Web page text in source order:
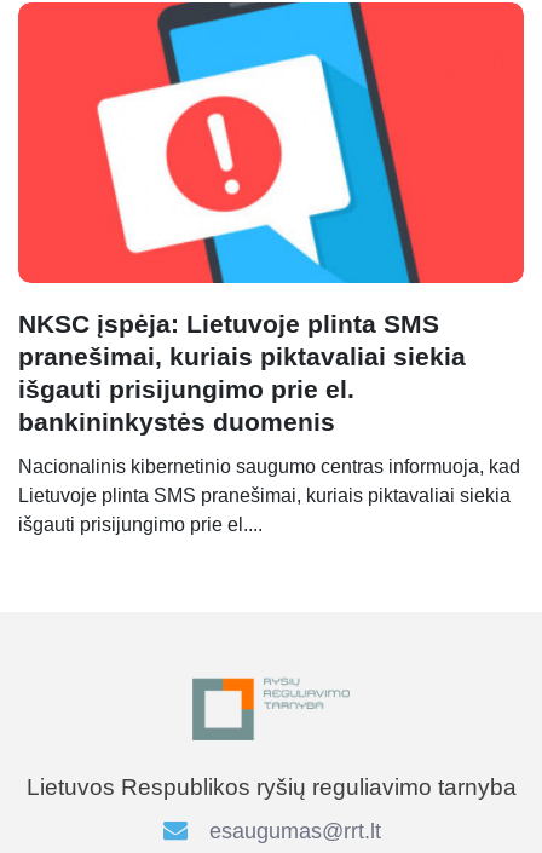
NKSC įspėja: Lietuvoje plinta SMS
pranešimai, kuriais piktavaliai siekia
išgauti prisijungimo prie el.
bankininkystės duomenis
Nacionalinis kibernetinio saugumo centras informuoja, kad
Lietuvoje plinta SMS pranešimai, kuriais piktavaliai siekia
išgauti prisijungimo prie el....
Lietuvos Respublikos ryšių reguliavimo tarnyba
esaugumas@rrt.lt